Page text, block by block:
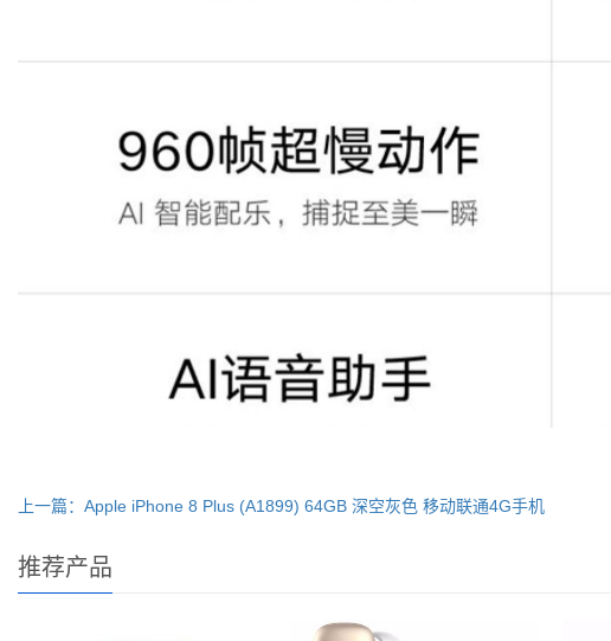
上一篇：Apple iPhone 8 Plus (A1899) 64GB 深空灰色 移动联通4G手机
推荐产品